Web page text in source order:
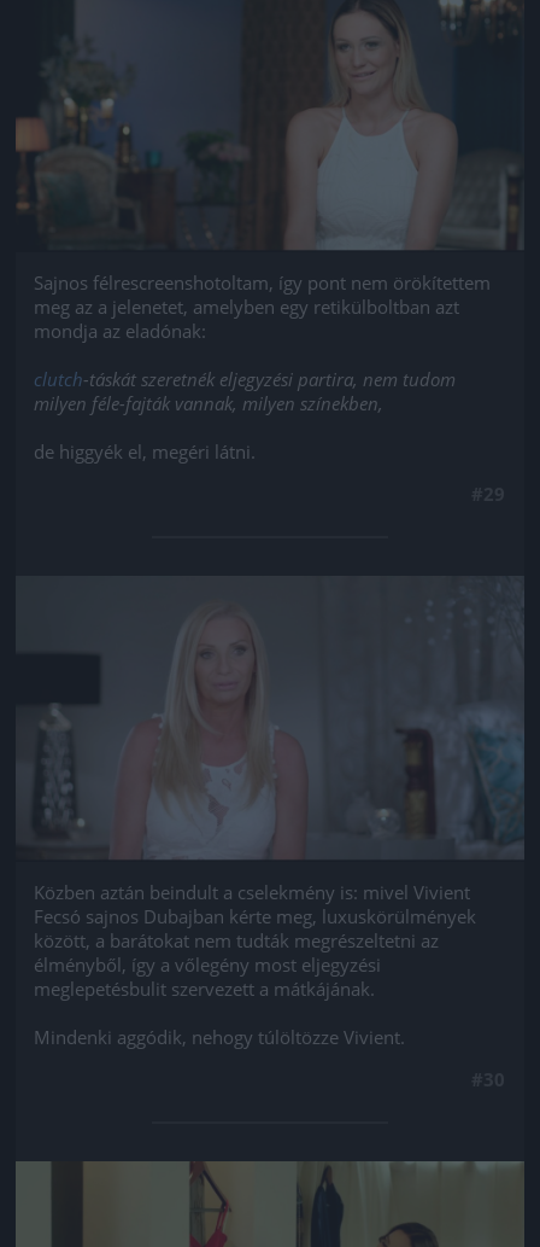
Sajnos félrescreenshotoltam, így pont nem örökítettem
meg az a jelenetet, amelyben egy retikülboltban azt
mondja az eladónak:
clutch-táskát szeretnék eljegyzési partira, nem tudom
milyen féle-fajták vannak, milyen színekben,
de higgyék el, megéri látni.
Közben aztán beindult a cselekmény is: mivel Vivient
Fecsó sajnos Dubajban kérte meg, luxuskörülmények
között, a barátokat nem tudták megrészeltetni az
élményből, így a vőlegény most eljegyzési
meglepetésbulit szervezett a mátkájának.
Mindenki aggódik, nehogy túlöltözze Vivient.
Jön még kép!